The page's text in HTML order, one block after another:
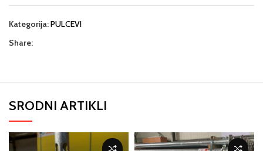
Kategorija:PULCEVI
Share:
SRODNI ARTIKLI